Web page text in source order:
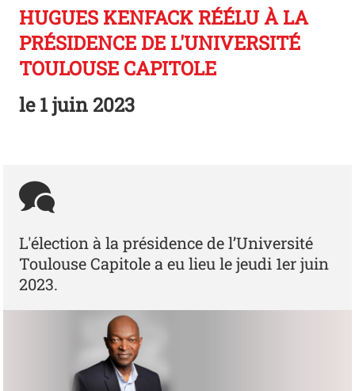
HUGUES KENFACK RÉÉLU À LA
PRÉSIDENCE DE L'UNIVERSITÉ
TOULOUSE CAPITOLE
le1 juin 2023
L'élection à la présidence de l’Université
Toulouse Capitole a eu lieu le jeudi 1er juin
2023.